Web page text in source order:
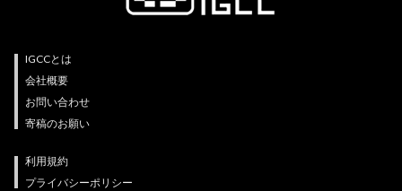
IGCCとは
会社概要
お問い合わせ
寄稿のお願い
利用規約
プライバシーポリシー